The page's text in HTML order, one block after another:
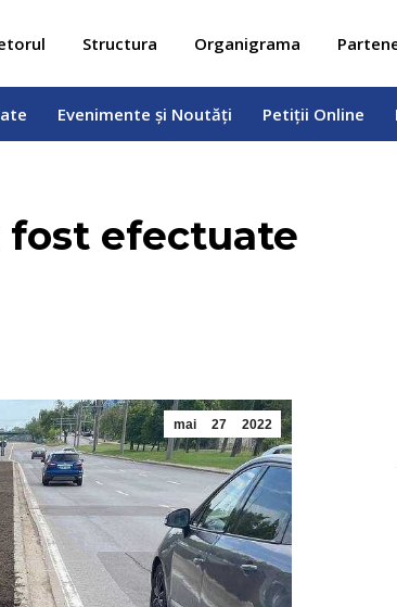
Structura Organigrama
Evenimente și Noutăți Petiții Online
fost efectuate
mai 27 2022
Evenimente și Noutăți Petiții Online